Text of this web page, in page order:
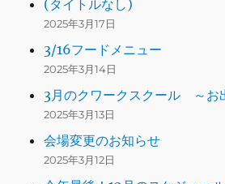
(タイトルなし)
2025年3月17日
3/16フードメニュー
2025年3月14日
3月のクワークスクール ～お
2025年3月13日
会場変更のお知らせ
2025年3月12日